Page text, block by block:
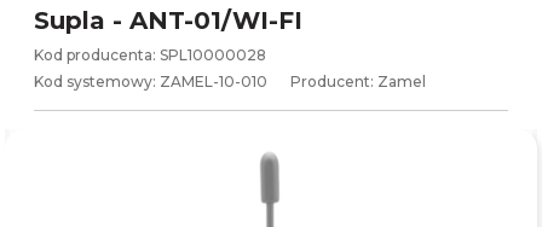
Supla - ANT-01/WI-FI
Kod producenta: SPL10000028
Kod systemowy: ZAMEL-10-010 Producent: Zamel